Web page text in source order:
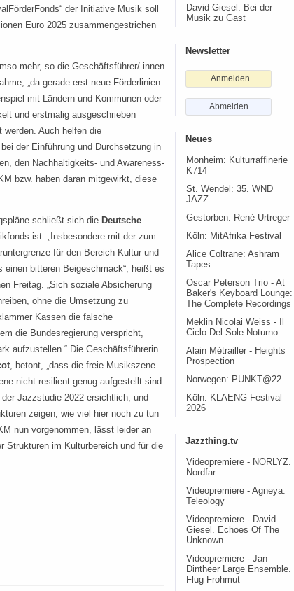
der Initiative Musik soll
Euro 2025 zusammengestrichen
mehr, so die Geschäftsführer/-innen
„da gerade erst neue Förderlinien
mit Ländern und Kommunen oder
und erstmalig ausgeschrieben
werden. Auch helfen die
der Einführung und Durchsetzung in
den Nachhaltigkeits- und Awareness-
bzw. haben daran mitgewirkt, diese
schließt sich die Deutsche
ist. „Insbesondere mit der zum
für den Bereich Kultur und
einen bitteren Beigeschmack“, heißt es
Freitag. „Sich soziale Absicherung
ohne die Umsetzung zu
Kassen die falsche
die Bundesregierung verspricht,
aufzustellen.“ Die Geschäftsführerin
, betont, „dass die freie Musikszene
nicht resilient genug aufgestellt sind:
Jazzstudie 2022 ersichtlich, und
zeigen, wie viel hier noch zu tun
nun vorgenommen, lässt leider an
Strukturen im Kulturbereich und für die
David Giesel. Bei der
Musik zu Gast
Newsletter
Anmelden
Abmelden
Neues
Monheim: Kulturraffinerie
K714
St. Wendel: 35. WND
JAZZ
Gestorben: René Urtreger
Köln: MitAfrika Festival
Alice Coltrane: Ashram
Tapes
Oscar Peterson Trio - At
Baker's Keyboard Lounge:
The Complete Recordings
Meklin Nicolai Weiss - Il
Ciclo Del Sole Noturno
Alain Métrailler - Heights
Prospection
Norwegen: PUNKT@22
Köln: KLAENG Festival
2026
Jazzthing.tv
Videopremiere - NORLYZ.
Nordfar
Videopremiere - Agneya.
Teleology
Videopremiere - David
Giesel. Echoes Of The
Unknown
Videopremiere - Jan
Dintheer Large Ensemble.
Flug Frohmut